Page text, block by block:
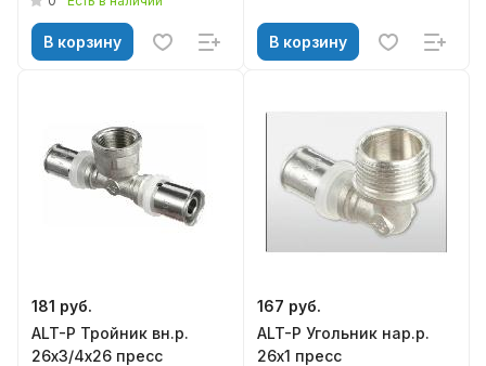
В корзину В корзину
181 руб.
ALT-P Тройник вн.р.
26х3/4х26 пресс
167 руб.
ALT-P Угольник нар.р.
26х1 пресс